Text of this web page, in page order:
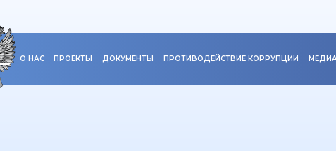
О НАС ПРОЕКТЫ ДОКУМЕНТЫ ПРОТИВОДЕЙСТВИЕ КОРРУПЦИИ